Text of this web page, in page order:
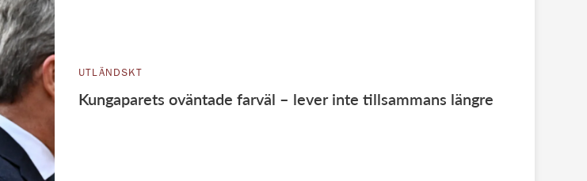
UTLÄNDSKT
Kungaparets oväntade farväl – lever inte tillsammans längre